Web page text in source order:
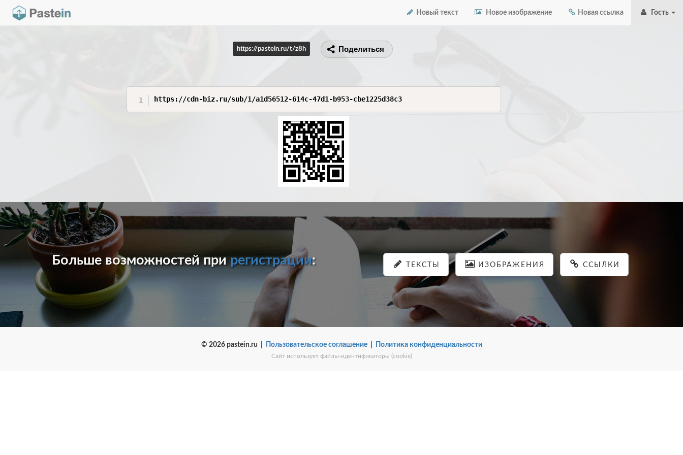
Новый текст Новое изображение Новая ссылка Гость
https://pastein.ru/t/z8h Поделиться
https://cdn-biz.ru/sub/1/a1d56512-614c-47d1-b953-cbe1225d38c3
Больше возможностей прирегистрации: ТЕКСТЫ ИЗОБРАЖЕНИЯ ССЫЛКИ
© 2026 pastein.ru | Пользовательское соглашение| Политика конфиденциальности
Сайт использует файлы-идентификаторы (cookie)